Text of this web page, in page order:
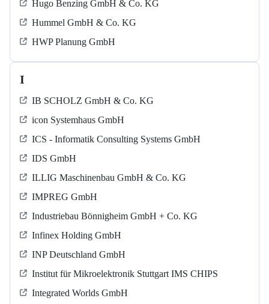
Hugo Benzing GmbH & Co. KG
Hummel GmbH & Co. KG
HWP Planung GmbH
I
IB SCHOLZ GmbH & Co. KG
icon Systemhaus GmbH
ICS - Informatik Consulting Systems GmbH
IDS GmbH
ILLIG Maschinenbau GmbH & Co. KG
IMPREG GmbH
Industriebau Bönnigheim GmbH + Co. KG
Infinex Holding GmbH
INP Deutschland GmbH
Institut für Mikroelektronik Stuttgart IMS CHIPS
Integrated Worlds GmbH